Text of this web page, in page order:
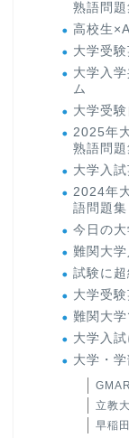
熟語問題
高校生
大学受験
大学入
ム
大学受
2025年
熟語問題
大学入
2024年
語問題集
今日の
難関大
試験に
大学受
難関大学
大学入
大学・
立教
早稲